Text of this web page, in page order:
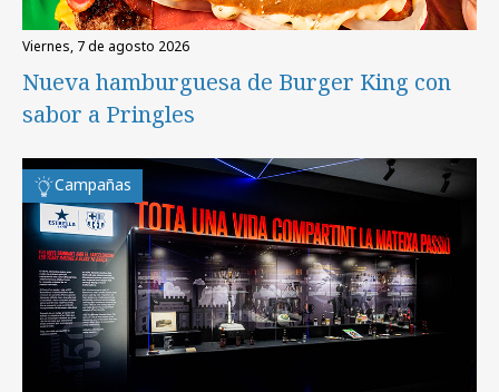
viernes, 7 de agosto 2026
Nueva hamburguesa de Burger King con
sabor a Pringles
Campañas